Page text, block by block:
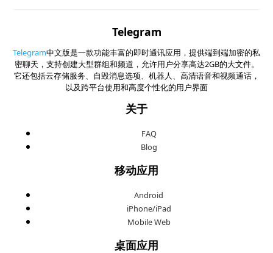
Telegram
Telegram中文版是一款功能丰富的即时通讯应用，提供端到端加密的私
密聊天，支持创建大型群组和频道，允许用户分享高达2GB的大文件。
它还包括云存储服务、自毁消息选项、机器人、高清语音和视频通话，
以及跨平台使用和高度个性化的用户界面
关于
FAQ
Blog
移动应用
Android
iPhone/iPad
Mobile Web
桌面应用